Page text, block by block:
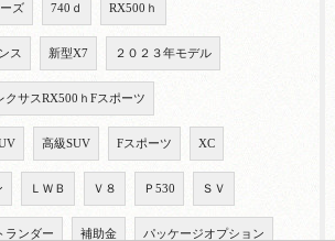
ズ 740ｄ RX500ｈ
ス 新型X7 ２０２３年モデル
クサスRX500ｈFスポーツ
高級SUV Fスポーツ XC
ＬＷＢ Ｖ８ Ｐ530 ＳＶ
ランダー 補助金 パッケージオプション